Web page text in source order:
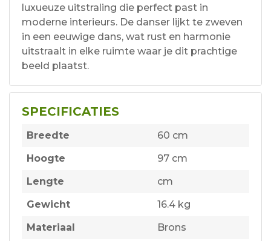
luxueuze uitstraling die perfect past in
moderne interieurs. De danser lijkt te zweven
in een eeuwige dans, wat rust en harmonie
uitstraalt in elke ruimte waar je dit prachtige
beeld plaatst.
SPECIFICATIES
Breedte
60 cm
Hoogte
97 cm
Lengte
cm
Gewicht
16.4 kg
Materiaal
Brons